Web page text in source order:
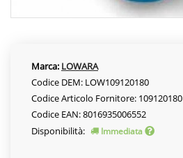
Marca: LOWARA
Codice DEM: LOW109120180
Codice Articolo Fornitore: 109120180
Codice EAN: 8016935006552
Disponibilità:
Immediata